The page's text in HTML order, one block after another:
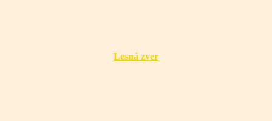
Lesná zver